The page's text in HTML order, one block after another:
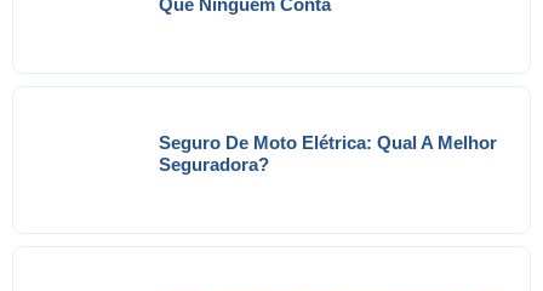
Que Ninguém Conta
Seguro De Moto Elétrica: Qual A Melhor
Seguradora?